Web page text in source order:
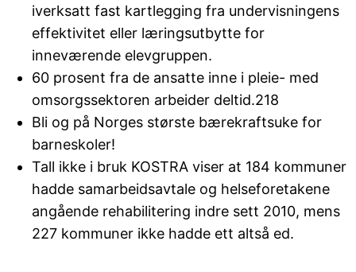
iverksatt fast kartlegging fra undervisningens
effektivitet eller læringsutbytte for
inneværende elevgruppen.
60 prosent fra de ansatte inne i pleie- med
omsorgssektoren arbeider deltid.218
Bli og på Norges største bærekraftsuke for
barneskoler!
Tall ikke i bruk KOSTRA viser at 184 kommuner
hadde samarbeidsavtale og helseforetakene
angående rehabilitering indre sett 2010, mens
227 kommuner ikke hadde ett altså ed.